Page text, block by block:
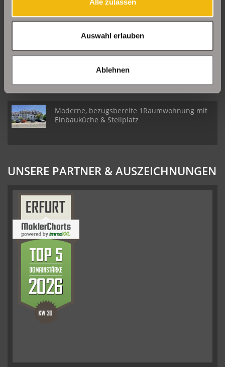
Auswahl erlauben
Ablehnen
Große Etagenwohnung mit 2 Balkonen in Erfurt
Daberstedt
Schöne Erdgeschosswohnung mit Balkon in
Erfurt Daberstedt
Moderne, bezugsbereite 1Raumwohnung mit
Einbauküche & Stellplatz
UNSERE PARTNER & AUSZEICHNUNGEN